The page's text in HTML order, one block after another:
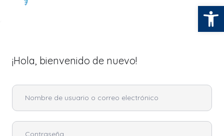
¡Hola, bienvenido de nuevo!